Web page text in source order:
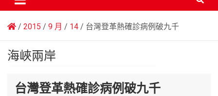
2015 9 月 14 台灣登革熱確診病例破九千
海峽兩岸
台灣登革熱確診病例破九千